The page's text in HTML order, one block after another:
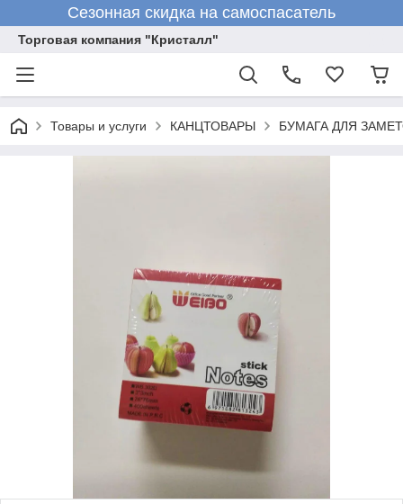
Сезонная скидка на самоспасатель
Торговая компания "Кристалл"
Товары и услуги КАНЦТОВАРЫ БУМАГА ДЛЯ